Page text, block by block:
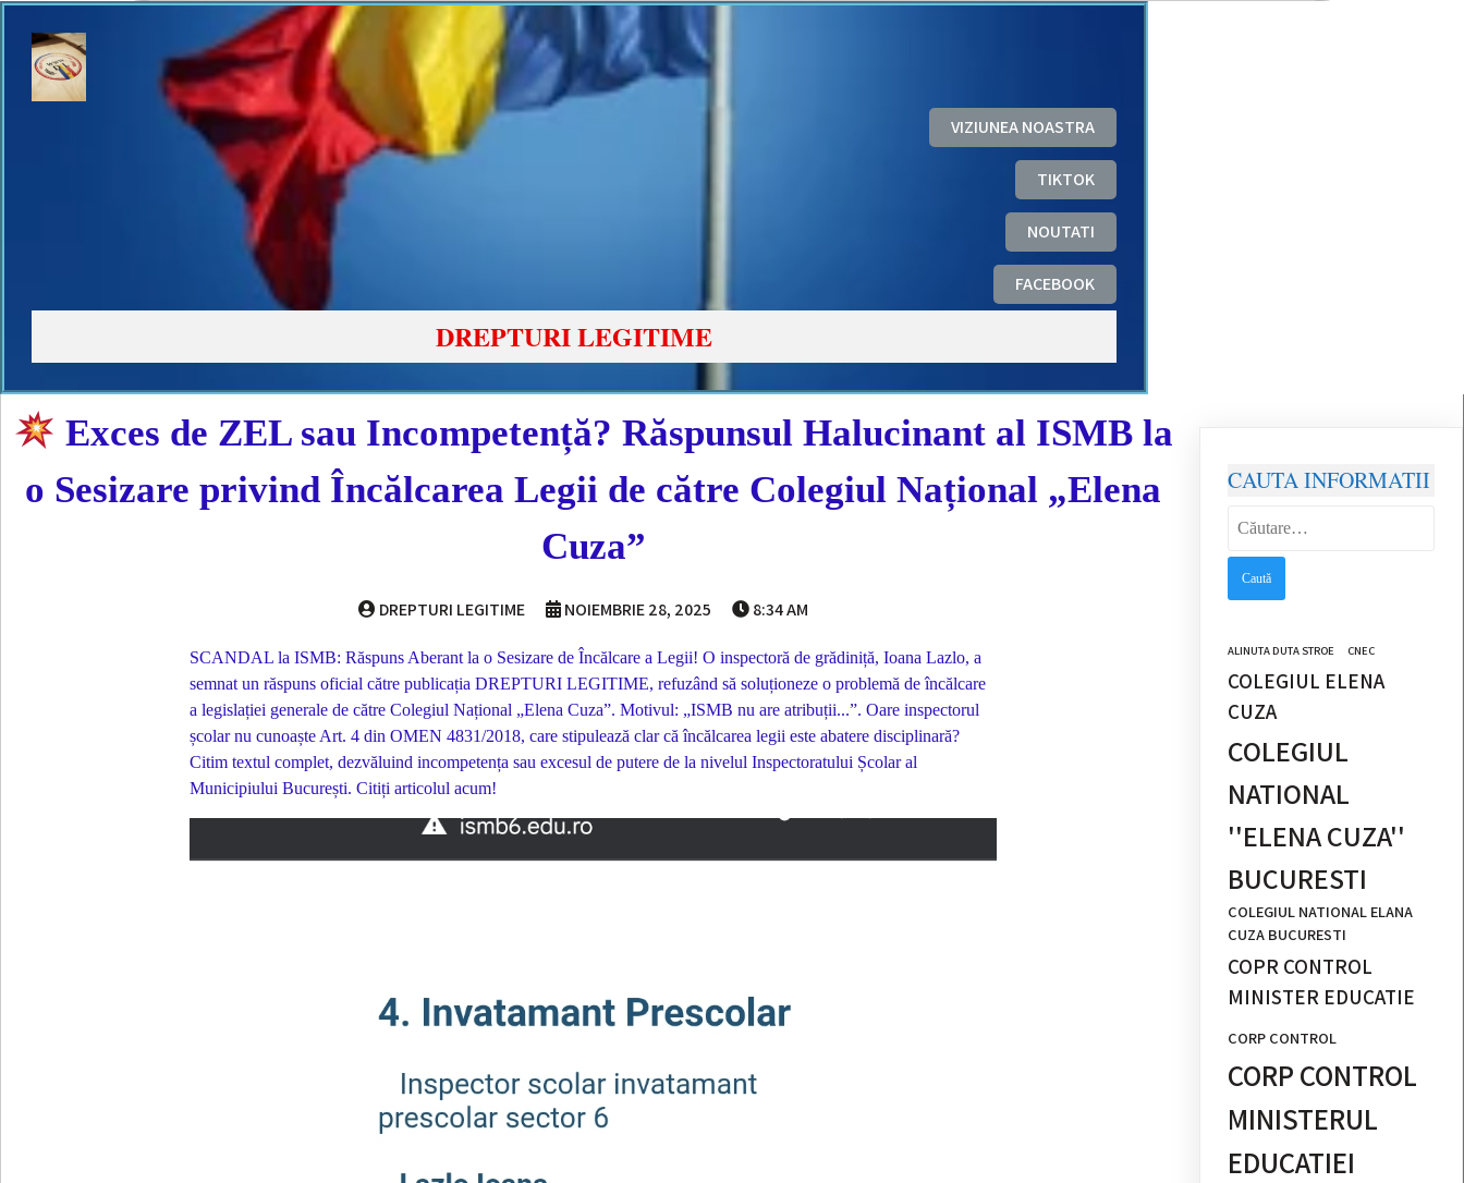
VIZIUNEA NOASTRA
TIKTOK
NOUTATI
FACEBOOK
DREPTURI LEGITIME
Exces de ZEL sau Incompetență? Răspunsul Halucinant al ISMB la
o Sesizare privind Încălcarea Legii de către Colegiul Național „Elena
Cuza”
DREPTURI LEGITIME NOIEMBRIE 28, 2025 8:34 AM
SCANDAL la ISMB: Răspuns Aberant la o Sesizare de Încălcare a Legii! O inspectoră de grădiniță, Ioana Lazlo, a
semnat un răspuns oficial către publicația DREPTURI LEGITIME, refuzând să soluționeze o problemă de încălcare
a legislației generale de către Colegiul Național „Elena Cuza”. Motivul: „ISMB nu are atribuții...”. Oare inspectorul
școlar nu cunoaște Art. 4 din OMEN 4831/2018, care stipulează clar că încălcarea legii este abatere disciplinară?
Citim textul complet, dezvăluind incompetența sau excesul de putere de la nivelul Inspectoratului Școlar al
Municipiului București. Citiți articolul acum!
CAUTA INFORMATII
ALINUTA DUTA STROE CNEC
COLEGIUL ELENA
CUZA
COLEGIUL
NATIONAL
''ELENA CUZA''
BUCURESTI
COLEGIUL NATIONAL ELANA
CUZA BUCURESTI
COPR CONTROL
MINISTER EDUCATIE
CORP CONTROL
CORP CONTROL
MINISTERUL
EDUCATIEI